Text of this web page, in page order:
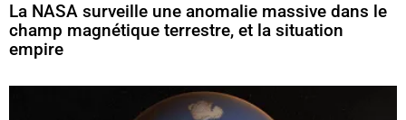
La NASA surveille une anomalie massive dans le
champ magnétique terrestre, et la situation
empire